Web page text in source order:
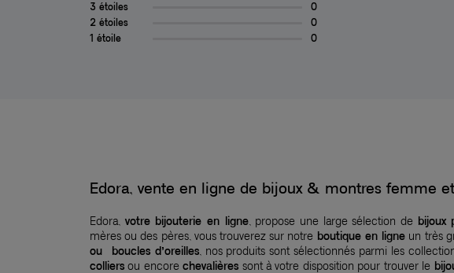
3 étoiles
0
2 étoiles
0
1 étoile
0
Edora, vente en ligne de bijoux & montres femme
Edora, votre bijouterie en ligne, propose une large sélection de
mères ou des pères, vous trouverez sur notre boutique en ligne un très
ou boucles d’oreilles, nos produits sont sélectionnés parmi les
colliers ou encorechevalières sont à votre disposition pour trouver le